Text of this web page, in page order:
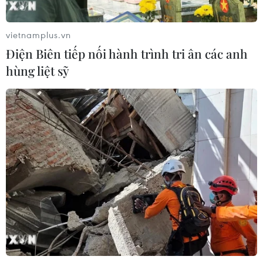
NGHE
Cố vấn quân sự Iran tiết
lộ sốc, tuyên bố hàng
trăm binh sĩ Mỹ đã thiệt
mạng
Cố vấn quân sự của Lãnh
tụ Tối cao Iran Mojtaba
Đội tuyển Việt Nam
nhận thưởng 2 tỷ đồng
sau thắng lợi trước
Indonesia
Đội tuyển Việt Nam được
thưởng 2 tỷ đồng sau
vietnamplus.vn
Điện Biên tiếp nối hành trình tri ân các anh
hùng liệt sỹ